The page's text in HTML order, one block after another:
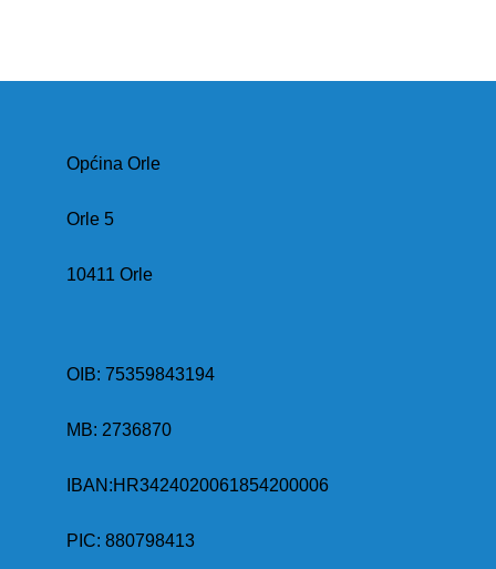
Općina Orle
Orle 5
10411 Orle
OIB: 75359843194
MB: 2736870
IBAN:HR3424020061854200006
PIC: 880798413